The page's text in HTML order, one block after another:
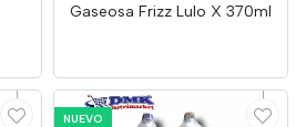
Gaseosa Frizz Lulo X 370ml
NUEVO